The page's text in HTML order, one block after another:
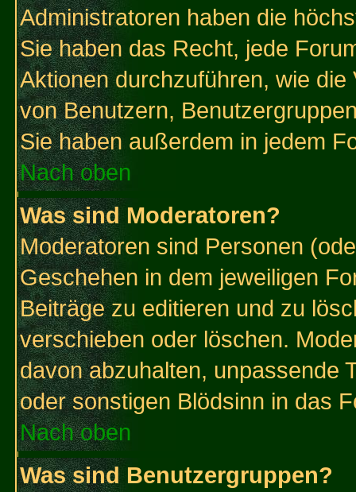
Administratoren haben die
Sie haben das Recht, jede
Aktionen durchzuführen, wie
von Benutzern,
Sie haben außerdem in jedem
Nach oben
Was sind Moderatoren?
Moderatoren sind Personen
Geschehen in dem jeweiligen
Beiträge zu editieren und zu
verschieben oder löschen.
davon abzuhalten, unpassende
oder sonstigen Blödsinn in das
Nach oben
Was sind Benutzergruppen?